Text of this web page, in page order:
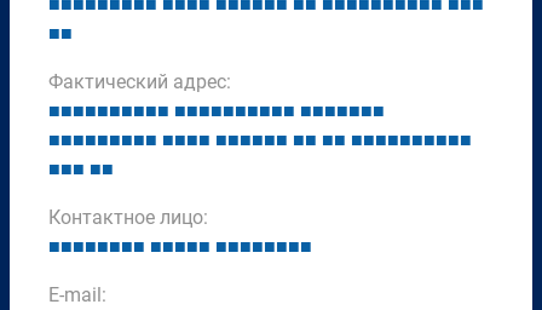
■■■■■■■■■ ■■■■ ■■■■■■ ■■ ■■■■■■■■■■ ■■■
■■
Фактический адрес:
■■■■■■■■■■ ■■■■■■■■■■ ■■■■■■■
■■■■■■■■■ ■■■■ ■■■■■■ ■■ ■■ ■■■■■■■■■■
■■■ ■■
Контактное лицо:
■■■■■■■■ ■■■■■ ■■■■■■■■
E-mail: